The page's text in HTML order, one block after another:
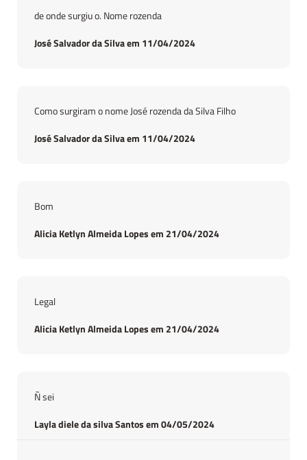
de onde surgiu o. Nome rozenda
José Salvador da Silva em 11/04/2024
Como surgiram o nome José rozenda da Silva Filho
José Salvador da Silva em 11/04/2024
Bom
Alicia Ketlyn Almeida Lopes em 21/04/2024
Legal
Alicia Ketlyn Almeida Lopes em 21/04/2024
Ñ sei
Layla diele da silva Santos em 04/05/2024